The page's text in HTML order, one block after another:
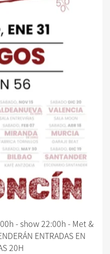
- show 22:00h - Met &
ENTRADAS EN
20H